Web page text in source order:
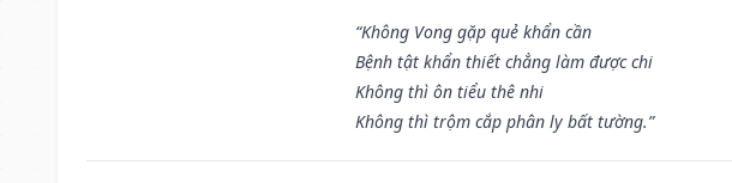
“Không Vong gặp quẻ khẩn cần
Bệnh tật khẩn thiết chẳng làm được chi
Không thì ôn tiểu thê nhi
Không thì trộm cắp phân ly bất tường.”